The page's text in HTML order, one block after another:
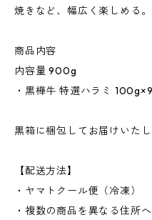
焼きなど、幅広く楽しめる。
商品内容
内容量 900g
・黒樺牛 特選ハラミ
黒箱に梱包してお届けいた
【配送方法】
・ヤマトクール便（冷凍）
・複数の商品を異なる住所